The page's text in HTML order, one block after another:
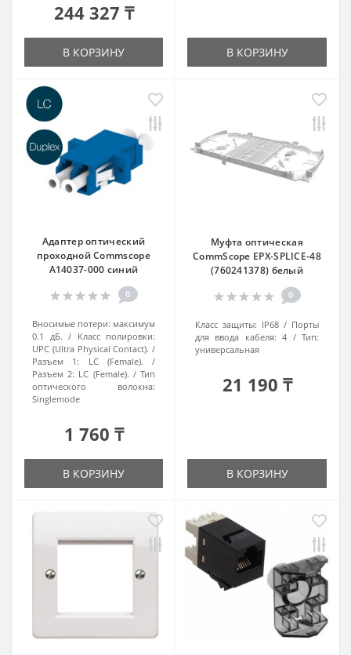
244 327 ₸
В КОРЗИНУ В КОРЗИНУ
Адаптер оптический
проходной Commscope
A14037-000 синий
0
Вносимые потери: максимум
0.1 дБ.
Класс полировки:
UPC (Ultra Physical Contact).
Разъем 1:
LC (Female).
Разъем 2: LC (Female).
Тип
оптического волокна:
Singlemode
1 760 ₸
В КОРЗИНУ
Муфта оптическая
CommScope EPX-SPLICE-48
(760241378) белый
0
Класс защиты: IP68
Порты
для ввода кабеля: 4
Тип:
универсальная
21 190 ₸
В КОРЗИНУ